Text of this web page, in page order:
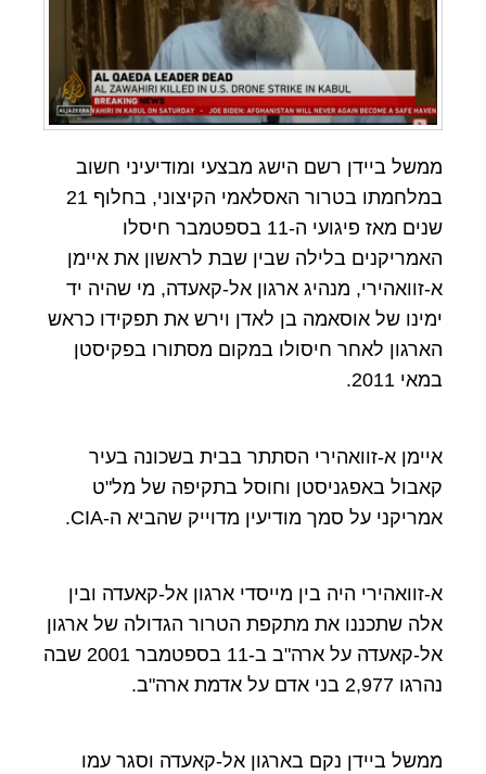
ממשל ביידן רשם הישג מבצעי ומודיעיני חשוב
במלחמתו בטרור האסלאמי הקיצוני, בחלוף 21
שנים מאז פיגועי ה-11 בספטמבר חיסלו
האמריקנים בלילה שבין שבת לראשון את איימן
א-זוואהירי, מנהיג ארגון אל-קאעדה, מי שהיה יד
ימינו של אוסאמה בן לאדן וירש את תפקידו כראש
הארגון לאחר חיסולו במקום מסתורו בפקיסטן
במאי 2011.
איימן א-זוואהירי הסתתר בבית בשכונה בעיר
קאבול באפגניסטן וחוסל בתקיפה של מל"ט
אמריקני על סמך מודיעין מדוייק שהביא ה-CIA.
א-זוואהירי היה בין מייסדי ארגון אל-קאעדה ובין
אלה שתכננו את מתקפת הטרור הגדולה של ארגון
אל-קאעדה על ארה"ב ב-11 בספטמבר 2001 שבה
נהרגו 2,977 בני אדם על אדמת ארה"ב.
ממשל ביידן נקם בארגון אל-קאעדה וסגר עמו